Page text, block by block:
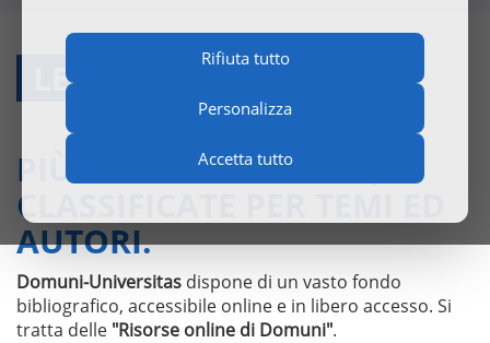
Rifiuta tutto
Personalizza
Accetta tutto
LE RISORSE ON LINE
PIÙ DI 500 REFERENZE,
CLASSIFICATE PER TEMI ED
AUTORI.
Domuni-Universitas dispone di un vasto fondo
bibliografico, accessibile online e in libero accesso. Si
tratta delle "Risorse online di Domuni".